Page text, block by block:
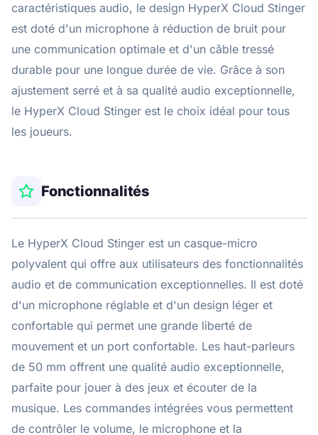
caractéristiques audio, le design HyperX Cloud Stinger
est doté d'un microphone à réduction de bruit pour
une communication optimale et d'un câble tressé
durable pour une longue durée de vie. Grâce à son
ajustement serré et à sa qualité audio exceptionnelle,
le HyperX Cloud Stinger est le choix idéal pour tous
les joueurs.
Fonctionnalités
Le HyperX Cloud Stinger est un casque-micro
polyvalent qui offre aux utilisateurs des fonctionnalités
audio et de communication exceptionnelles. Il est doté
d'un microphone réglable et d'un design léger et
confortable qui permet une grande liberté de
mouvement et un port confortable. Les haut-parleurs
de 50 mm offrent une qualité audio exceptionnelle,
parfaite pour jouer à des jeux et écouter de la
musique. Les commandes intégrées vous permettent
de contrôler le volume, le microphone et la